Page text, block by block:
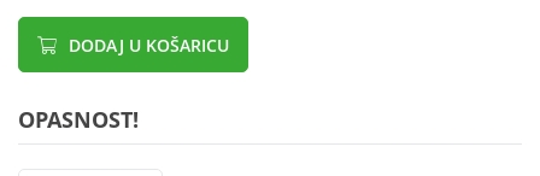
DODAJ U KOŠARICU
OPASNOST!